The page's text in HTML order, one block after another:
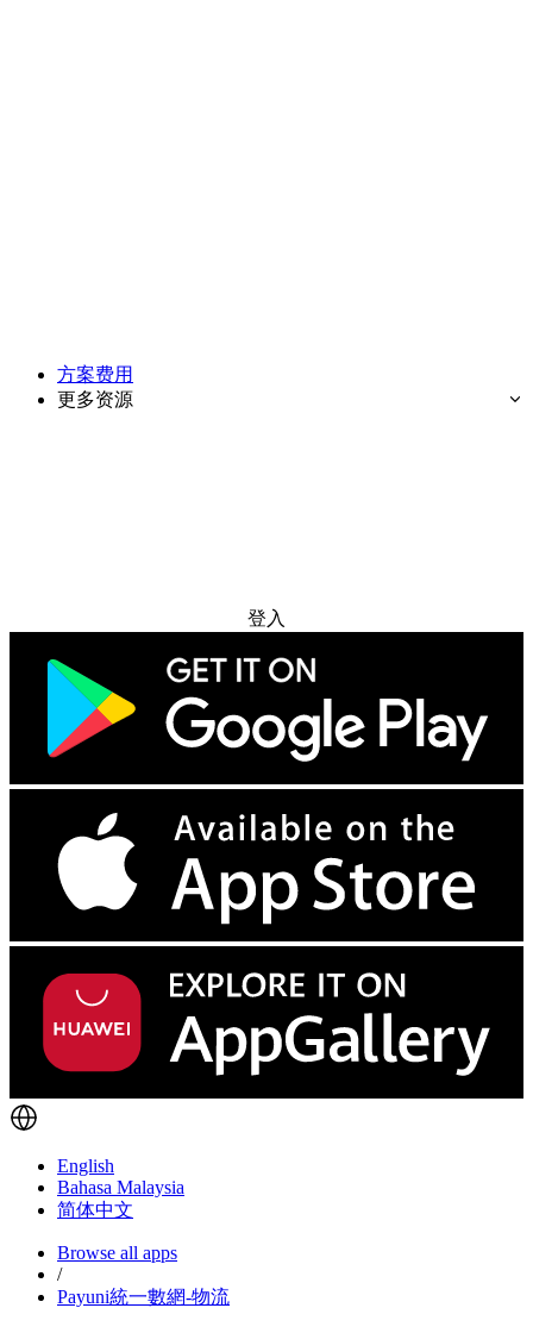
方案费用
更多资源
登入
English
Bahasa Malaysia
简体中文
Browse all apps
/
Payuni統一數網-物流